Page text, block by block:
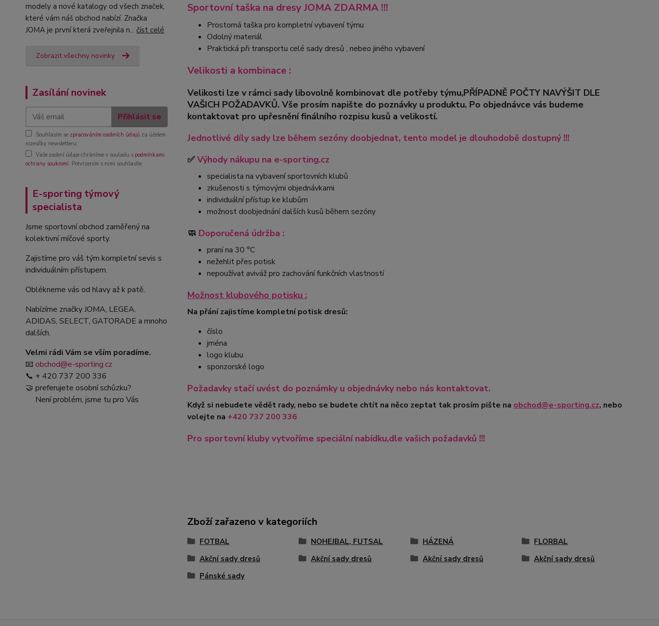
modely a nové katalogy od všech značek,
které vám náš obchod nabízí. Značka
JOMA je první která zveřejnila n... číst celé
Zobrazit všechny novinky
Zasílání novinek
Přihlásit se
Souhlasím se zpracováním osobních údajů za účelem
rozesílky newsletteru.
Vaše osobní údaje chráníme v souladu s podmínkami
ochrany soukromí. Potvrzením s nimi souhlasíte.
E-sporting týmový
specialista
Jsme sportovní obchod zaměřený na
kolektivní míčové sporty.
Zajistíme pro váš tým kompletní sevis s
individuálním přístupem.
Oblékneme vás od hlavy až k patě.
Nabízíme značky JOMA, LEGEA,
ADIDAS, SELECT, GATORADE a mnoho
dalších.
Velmi rádi Vám se vším poradíme.
📧 obchod@e-sporting.cz
📞 + 420 737 200 336
🤝 preferujete osobní schůzku?
Není problém, jsme tu pro Vás
Sportovní taška na dresy JOMA ZDARMA !!!
Prostorná taška pro kompletní vybavení týmu
Odolný materiál
Praktická při transportu celé sady dresů , nebeo jiného vybavení
Velikosti a kombinace :
Velikosti lze v rámci sady libovolně kombinovat dle potřeby týmu,PŘÍPADNĚ POČTY NAVÝŠIT DLE
VAŠICH POŽADAVKŮ. Vše prosím napište do poznávky u produktu. Po objednávce vás budeme
kontaktovat pro upřesnění finálního rozpisu kusů a velikostí.
Jednotlivé díly sady lze během sezóny doobjednat, tento model je dlouhodobě dostupný !!!
✅Výhody nákupu na e-sporting.cz
specialista na vybavení sportovních klubů
zkušenosti s týmovými objednávkami
individuální přístup ke klubům
možnost doobjednání dalších kusů během sezóny
🧼 Doporučená údržba :
praní na 30 °C
nežehlit přes potisk
nepoužívat aviváž pro zachování funkčních vlastností
Možnost klubového potisku :
Na přání zajistíme kompletní potisk dresů:
číslo
jména
logo klubu
sponzorské logo
Požadavky stačí uvést do poznámky u objednávky nebo nás kontaktovat.
Když si nebudete vědět rady, nebo se budete chtít na něco zeptat tak prosím pište na obchod@e-sporting.cz, nebo
volejte na +420 737 200 336
Pro sportovní kluby vytvoříme speciální nabídku,dle vašich požadavků !!!
Zboží zařazeno v kategoriích
FOTBAL NOHEJBAL, FUTSAL HÁZENÁ
FLORBAL
Akční sady dresů
Akční sady dresů Akční sady dresů
Akční sady dresů
Pánské sady